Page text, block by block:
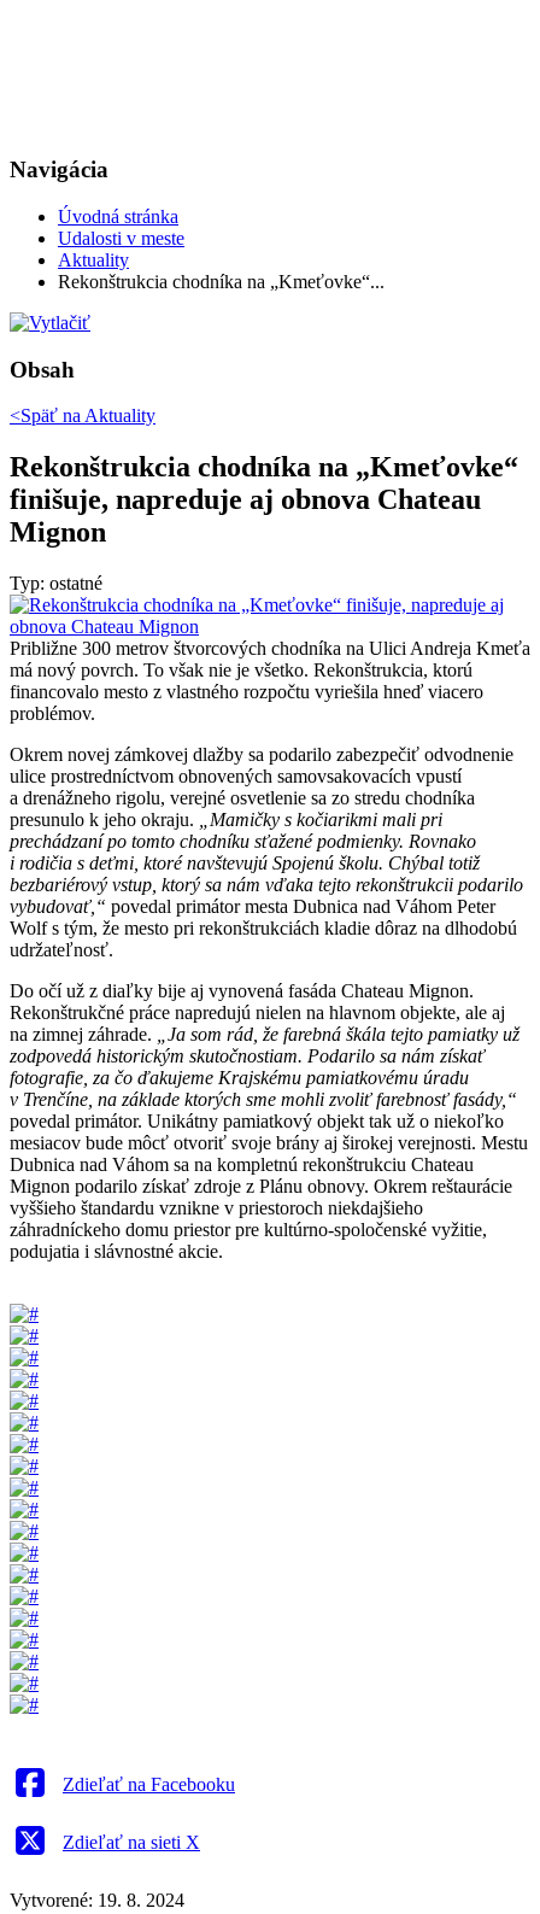
Navigácia
Úvodná stránka
Udalosti v meste
Aktuality
Rekonštrukcia chodníka na „Kmeťovke“...
Obsah
<Späť na Aktuality
Rekonštrukcia chodníka na „Kmeťovke“
finišuje, napreduje aj obnova Chateau
Mignon
Typ: ostatné
Približne 300 metrov štvorcových chodníka na Ulici Andreja Kmeťa
má nový povrch. To však nie je všetko. Rekonštrukcia, ktorú
financovalo mesto z vlastného rozpočtu vyriešila hneď viacero
problémov.
Okrem novej zámkovej dlažby sa podarilo zabezpečiť odvodnenie
ulice prostredníctvom obnovených samovsakovacích vpustí
a drenážneho rigolu, verejné osvetlenie sa zo stredu chodníka
presunulo k jeho okraju.
„Mamičky s kočiarikmi mali pri
prechádzaní po tomto chodníku sťažené podmienky. Rovnako
i rodičia s deťmi, ktoré navštevujú Spojenú školu. Chýbal totiž
bezbariérový vstup, ktorý sa nám vďaka tejto rekonštrukcii podarilo
vybudovať,“ povedal primátor mesta Dubnica nad Váhom Peter
Wolf s tým, že mesto pri rekonštrukciách kladie dôraz na dlhodobú
udržateľnosť.
Do očí už z diaľky bije aj vynovená fasáda Chateau Mignon.
Rekonštrukčné práce napredujú nielen na hlavnom objekte, ale aj
na zimnej záhrade.
„Ja som rád, že farebná škála tejto pamiatky už
zodpovedá historickým skutočnostiam. Podarilo sa nám získať
fotografie, za čo ďakujeme Krajskému pamiatkovému úradu
v Trenčíne, na základe ktorých sme mohli zvoliť farebnosť fasády,“
povedal primátor. Unikátny pamiatkový objekt tak už o niekoľko
mesiacov bude môcť otvoriť svoje brány aj širokej verejnosti. Mestu
Dubnica nad Váhom sa na kompletnú rekonštrukciu Chateau
Mignon podarilo získať zdroje z Plánu obnovy. Okrem reštaurácie
vyššieho štandardu vznikne v priestoroch niekdajšieho
záhradníckeho domu priestor pre kultúrno-spoločenské vyžitie,
podujatia i slávnostné akcie.
Zdieľať na Facebooku
Zdieľať na sieti X
Vytvorené: 19. 8. 2024